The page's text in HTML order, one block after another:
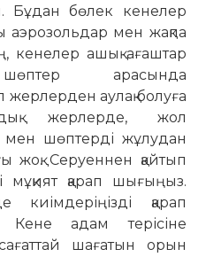
Бұдан бөлек кенелер
аэрозольдар мен жақпа
кенелер ашық ағаштар
арасында
ау­­­лақ болуға
жер­­лерде, жол
мен шөптерді жұлудан
жоқ. Серуеннен қайтып
мұқият қарап шы­ғыңыз.
киім­де­­ріңізді қарап
адам терісіне
шағатын орын